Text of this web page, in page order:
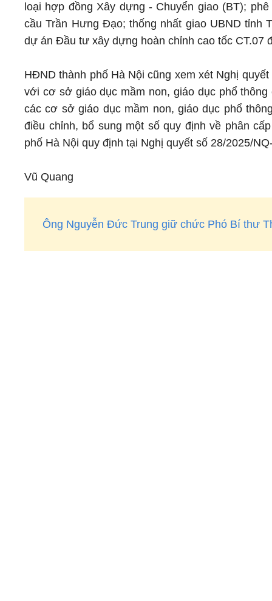
loại hợp đồng Xây dựng - Chuyển giao (BT);
cầu Trần Hưng Đạo; thống nhất giao UBND tỉnh
dự án Đầu tư xây dựng hoàn chỉnh cao tốc CT.07
HĐND thành phố Hà Nội cũng xem xét Nghị
với cơ sở giáo dục mầm non, giáo dục phổ
các cơ sở giáo dục mầm non, giáo dục phổ
điều chỉnh, bổ sung một số quy định về phân
phố Hà Nội quy định tại Nghị quyết số 28/2025/
Vũ Quang
Ông Nguyễn Đức Trung giữ chức Phó Bí thư